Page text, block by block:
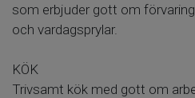
som erbjuder gott om
och vardagsprylar.
KÖK
Trivsamt kök med gott om